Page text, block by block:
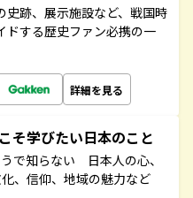
史跡、展示施設など、戦国時
ドする歴史ファン必携の一
詳細を見る
そ学びたい日本のこと
で知らない 日本人の心、
、信仰、地域の魅力など